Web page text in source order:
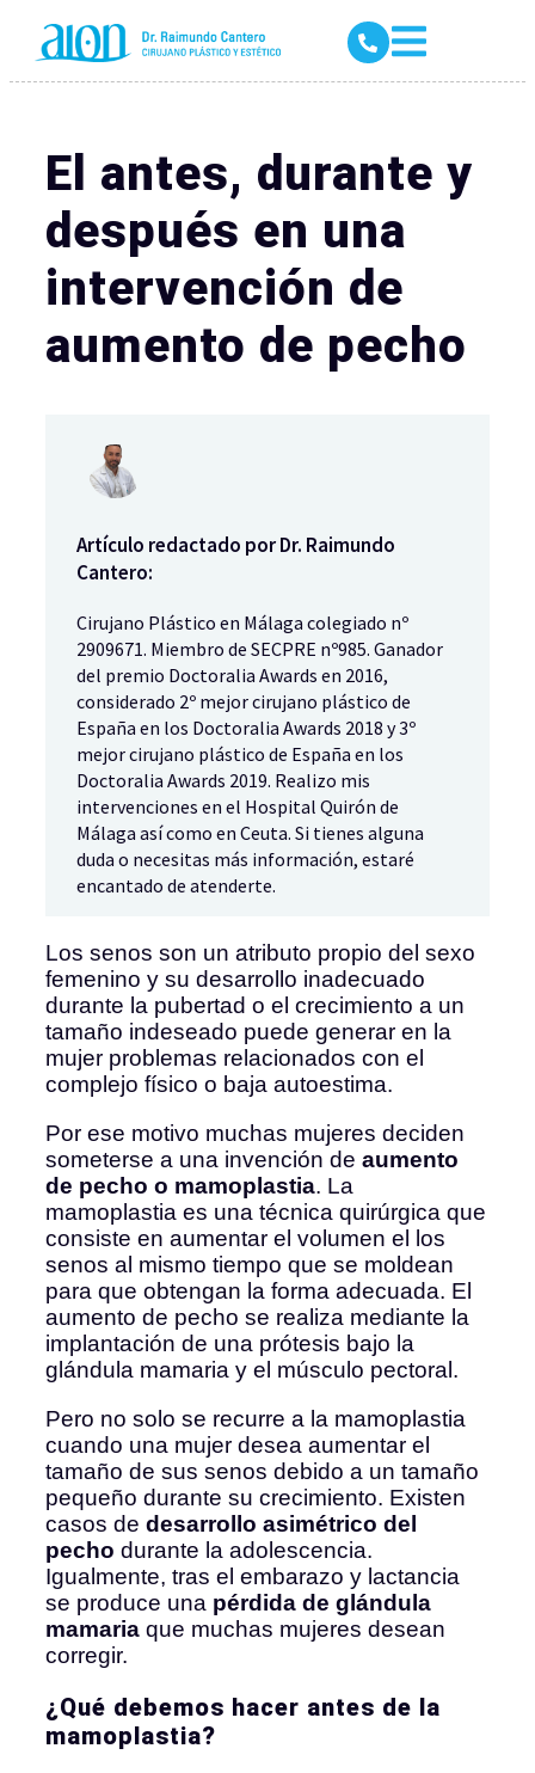
El antes, durante y
después en una
intervención de
aumento de pecho
Artículo redactado por Dr. Raimundo
Cantero:
Cirujano Plástico en Málaga colegiado nº
2909671. Miembro de SECPRE nº985. Ganador
del premio Doctoralia Awards en 2016,
considerado 2º mejor cirujano plástico de
España en los Doctoralia Awards 2018 y 3º
mejor cirujano plástico de España en los
Doctoralia Awards 2019. Realizo mis
intervenciones en el Hospital Quirón de
Málaga así como en Ceuta. Si tienes alguna
duda o necesitas más información, estaré
encantado de atenderte.
Los senos son un atributo propio del sexo
femenino y su desarrollo inadecuado
durante la pubertad o el crecimiento a un
tamaño indeseado puede generar en la
mujer problemas relacionados con el
complejo físico o baja autoestima.
Por ese motivo muchas mujeres deciden
someterse a una invención de aumento
de pecho o mamoplastia. La
mamoplastia es una técnica quirúrgica que
consiste en aumentar el volumen el los
senos al mismo tiempo que se moldean
para que obtengan la forma adecuada. El
aumento de pecho se realiza mediante la
implantación de una prótesis bajo la
glándula mamaria y el músculo pectoral.
Pero no solo se recurre a la mamoplastia
cuando una mujer desea aumentar el
tamaño de sus senos debido a un tamaño
pequeño durante su crecimiento. Existen
casos de desarrollo asimétrico del
pecho durante la adolescencia.
Igualmente, tras el embarazo y lactancia
se produce una pérdida de glándula
mamaria que muchas mujeres desean
corregir.
¿Qué debemos hacer antes de la
mamoplastia?